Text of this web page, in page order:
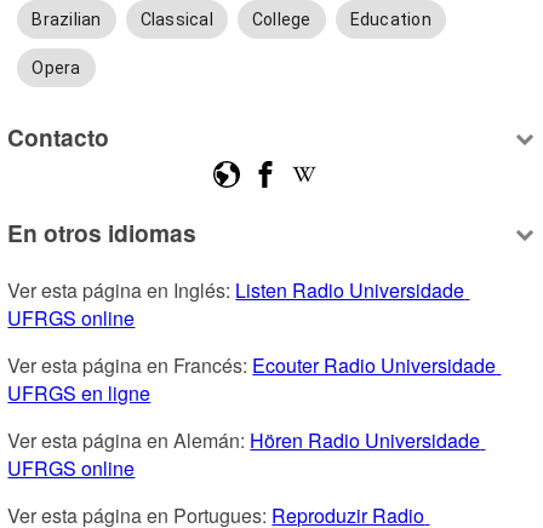
Brazilian Classical College Education
Opera
Contacto
En otros idiomas
Ver esta página en Inglés: Listen Radio Universidade
UFRGS online
Ver esta página en Francés: Ecouter Radio Universidade
UFRGS en ligne
Ver esta página en Alemán: Hören Radio Universidade
UFRGS online
Ver esta página en Portugues: Reproduzir Radio